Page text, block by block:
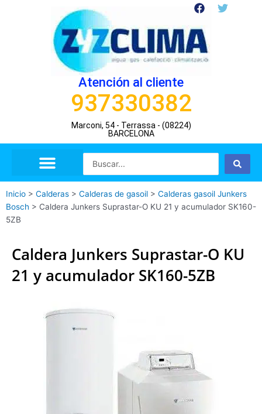
F
e
b
o
T
Atención al cliente
937330382
Marconi, 54 - Terrassa - (08224)
BARCELONA
Search
Inicio > Calderas > Calderas de gasoil > Calderas gasoil Junkers
Bosch > Caldera Junkers Suprastar-O KU 21 y acumulador SK160-
5ZB
Caldera Junkers Suprastar-O KU
21 y acumulador SK160-5ZB